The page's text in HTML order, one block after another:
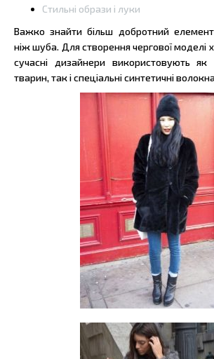
Стильні образи і луки
Важко знайти більш добротний
ніж шуба. Для створення чергової моделі
сучасні дизайнери використовують
тварин, так і спеціальні синтетичні